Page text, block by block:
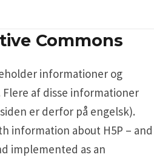
Commons
informationer og
Flere af disse informationer
er derfor på engelsk).
information about H5P – and
implemented as an